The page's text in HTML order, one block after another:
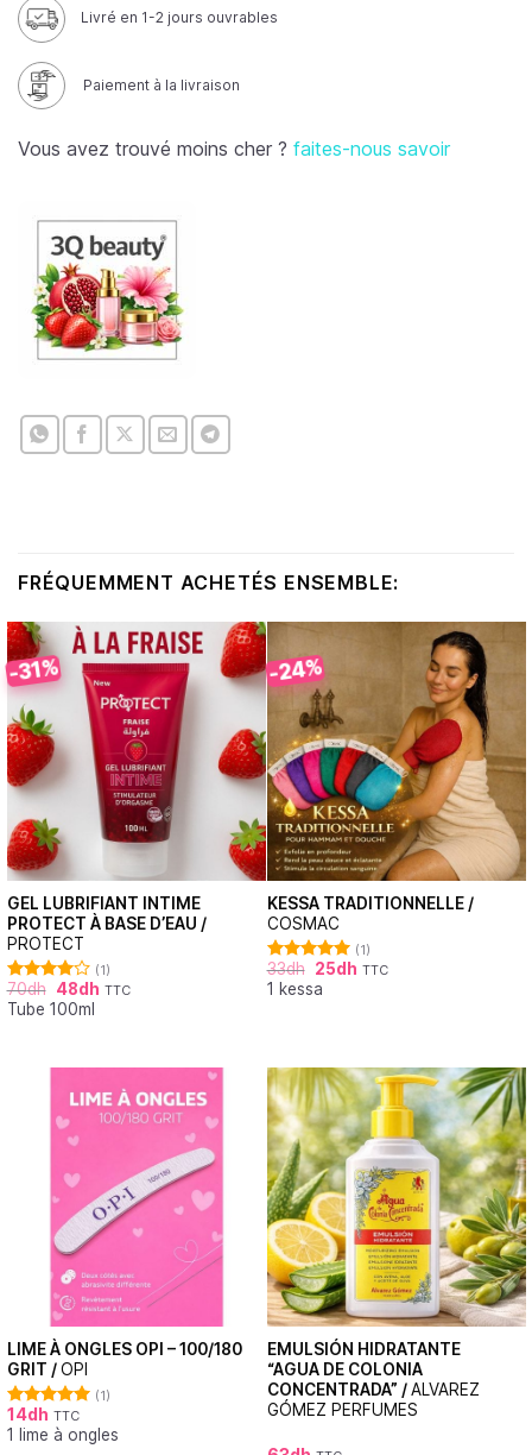
Livré en 1-2 jours ouvrables
Paiement à la livraison
Vous avez trouvé moins cher ? faites-nous savoir
FRÉQUEMMENT ACHETÉS ENSEMBLE:
-31%
GEL LUBRIFIANT INTIME
PROTECT À BASE D’EAU /
PROTECT
Note
4.00sur
(1)
70dh 48dh TTC
Tube 100ml
-24%
KESSA TRADITIONNELLE /
COSMAC
Note
5.00
sur 5
(1)
33dh 25dh TTC
1 kessa
LIME À ONGLES OPI – 100/180
GRIT /OPI
Note5.00
sur 5
(1)
14dh TTC
1 lime à ongles
EMULSIÓN HIDRATANTE
“AGUA DE COLONIA
CONCENTRADA” /ALVAREZ
GÓMEZ PERFUMES